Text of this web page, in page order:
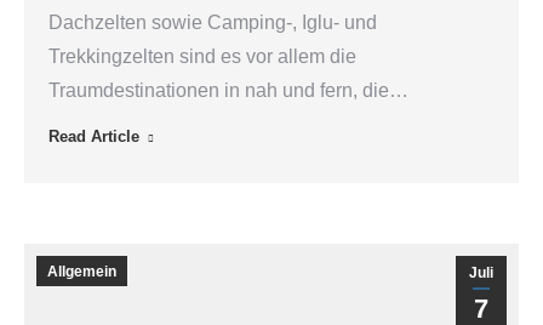
Dachzelten sowie Camping-, Iglu- und
Trekkingzelten sind es vor allem die
Traumdestinationen in nah und fern, die…
Read Article
Juli
7
Allgemein